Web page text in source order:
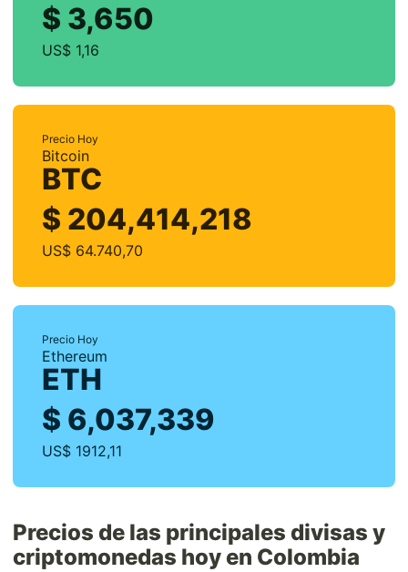
$ 3,650
US$ 1,16
Precio Hoy
Bitcoin
BTC
$ 204,414,218
US$ 64.740,70
Precio Hoy
Ethereum
ETH
$ 6,037,339
US$ 1912,11
Precios de las principales divisas y
criptomonedas hoy en Colombia